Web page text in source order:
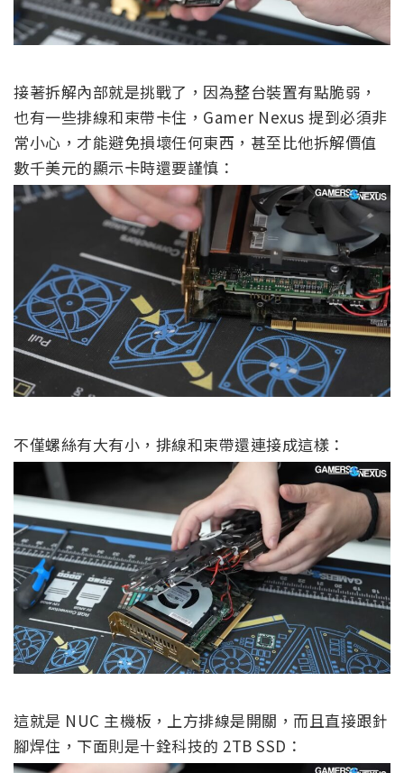
接著拆解內部就是挑戰了，因為整台裝置有點脆弱，
也有一些排線和束帶卡住，Gamer Nexus 提到必須非
常小心，才能避免損壞任何東西，甚至比他拆解價值
數千美元的顯示卡時還要謹慎：
不僅螺絲有大有小，排線和束帶還連接成這樣：
這就是 NUC 主機板，上方排線是開關，而且直接跟針
腳焊住，下面則是十銓科技的 2TB SSD：